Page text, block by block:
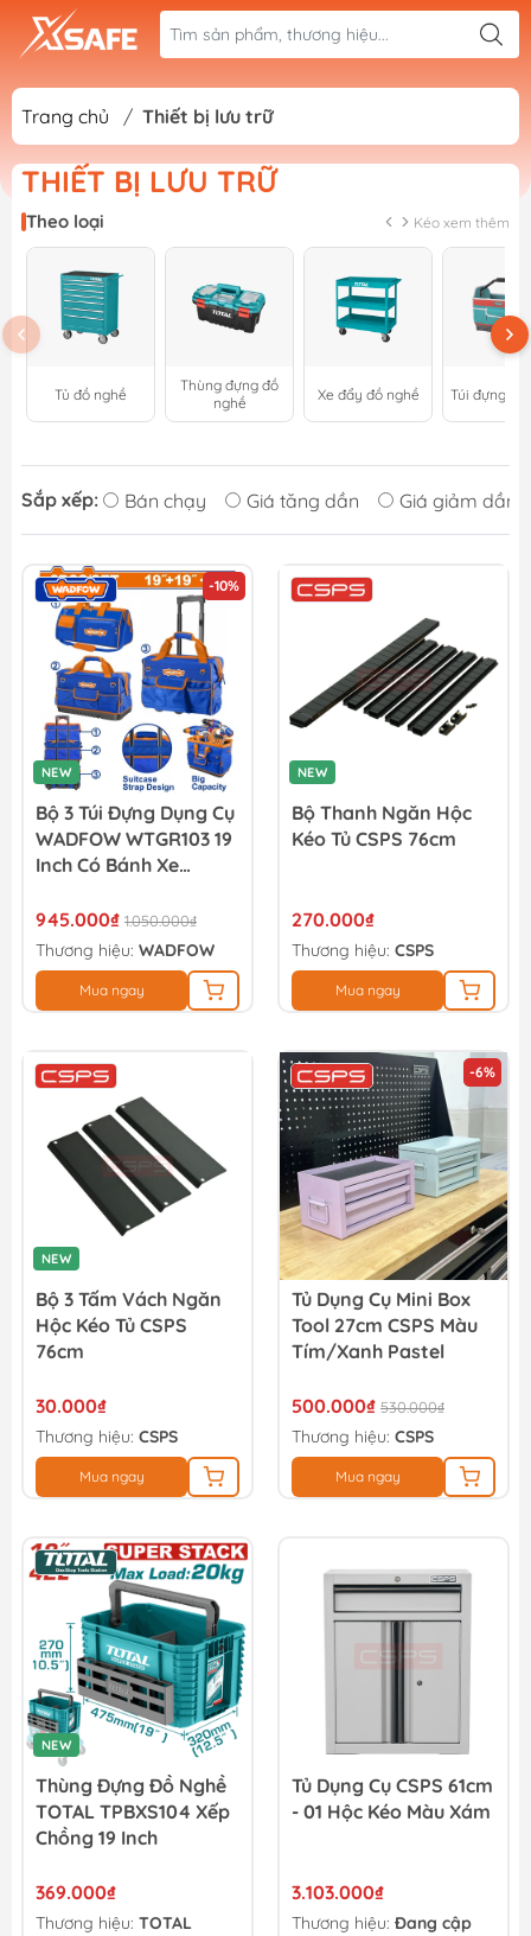
Trang chủ / Thiết bị lưu trữ
THIẾT BỊ LƯU TRỮ
Theo loại Kéo xem thêm
Tủ đồ nghề
Thùng đựng đồ
nghề
Xe đẩy đồ nghề Túi đựng đồ
Sắp xếp: Bán chạy Giá tăng dần Giá giảm dần
-10%
NEW
Bộ 3 Túi Đựng Dụng Cụ
WADFOW WTGR103 19
Inch Có Bánh Xe
945.000₫ 1.050.000₫
Thương hiệu: WADFOW
Mua ngay
NEW
Bộ Thanh Ngăn Hộc
Kéo Tủ CSPS 76cm
270.000₫
Thương hiệu: CSPS
Mua ngay
NEW
Bộ 3 Tấm Vách Ngăn
Hộc Kéo Tủ CSPS
76cm
30.000₫
Thương hiệu: CSPS
Mua ngay
-6%
Tủ Dụng Cụ Mini Box
Tool 27cm CSPS Màu
Tím/Xanh Pastel
500.000₫ 530.000₫
Thương hiệu: CSPS
Mua ngay
NEW
Thùng Đựng Đồ Nghề
TOTAL TPBXS104 Xếp
Chồng 19 Inch
369.000₫
Thương hiệu: TOTAL
Tủ Dụng Cụ CSPS 61cm
- 01 Hộc Kéo Màu Xám
3.103.000₫
Thương hiệu: Đang cập